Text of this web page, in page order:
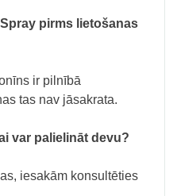
pirms lietošanas
ir pilnībā
tas nav jāsakrata.
var palielināt devu?
iesakām konsultēties